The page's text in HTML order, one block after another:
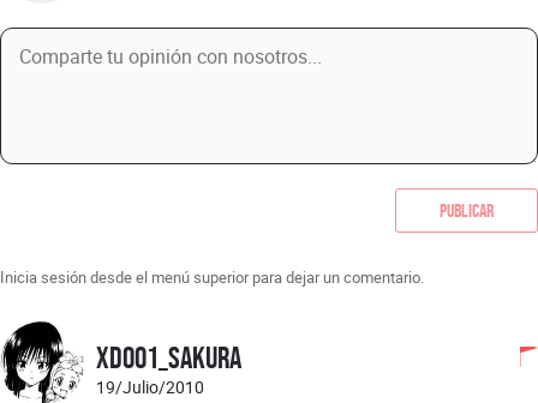
Publicar
Inicia sesión desde el menú superior para dejar un comentario.
XD001_Sakura
19/Julio/2010